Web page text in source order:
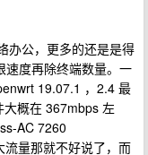
办公，更多的还是是得
度再除终端数量。一
19.07.1 ，2.4 最
概在 367mbps 左
AC 7260
量那就不好说了，而